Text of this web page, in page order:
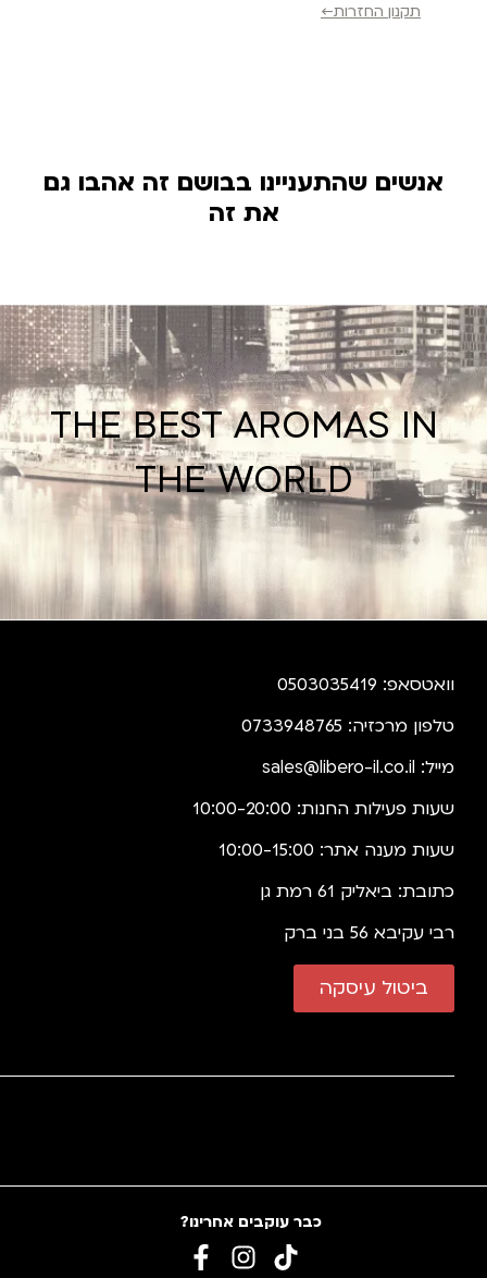
תקנון החזרות←
אנשים שהתעניינו בבושם זה אהבו גם
את זה
THE BEST AROMAS IN
THE WORLD
וואטסאפ: 0503035419
טלפון מרכזיה: 0733948765
מייל: sales@libero-il.co.il
שעות פעילות החנות: 10:00-20:00
שעות מענה אתר: 10:00-15:00
כתובת: ביאליק 61 רמת גן
רבי עקיבא 56 בני ברק
ביטול עיסקה
כבר עוקבים אחרינו?